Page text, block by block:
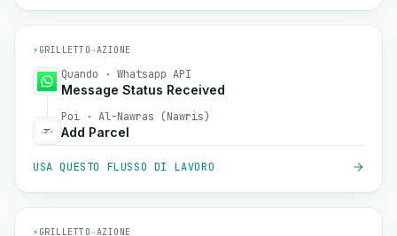
⚡ GRILLETTO→AZIONE
Quando · Whatsapp API
Message Status Received
Poi · Al-Nawras (Nawris)
Add Parcel
USA QUESTO FLUSSO DI LAVORO
⚡ GRILLETTO→AZIONE